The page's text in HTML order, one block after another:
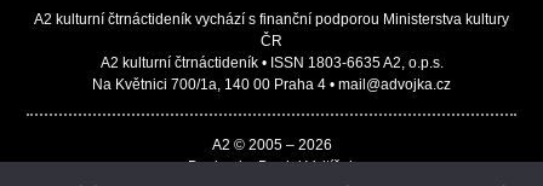
A2 kulturní čtrnáctideník vychází s finanční podporou Ministerstva kultury
ČR
A2 kulturní čtrnáctideník • ISSN 1803-6635 A2, o.p.s.
Na Květnici 700/1a, 140 00 Praha 4 • mail@advojka.cz
A2 © 2005 – 2026
Design by Daniel Vojtíšek